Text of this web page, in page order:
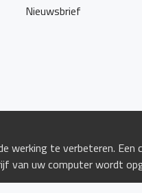
Nieuwsbrief
werking te verbeteren.
van uw computer wordt